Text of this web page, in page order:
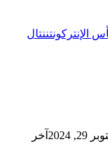
الإنتركونتننتال
29, 2024
آخر